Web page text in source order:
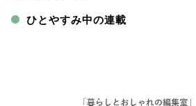
ひとやすみ中の連載